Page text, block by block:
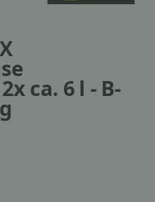
ca. 6 l - B-